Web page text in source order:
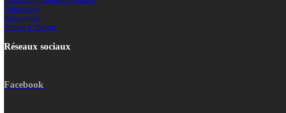
Dépannage
Rénovation
Pompe à chaleur
Réseaux sociaux
Facebook